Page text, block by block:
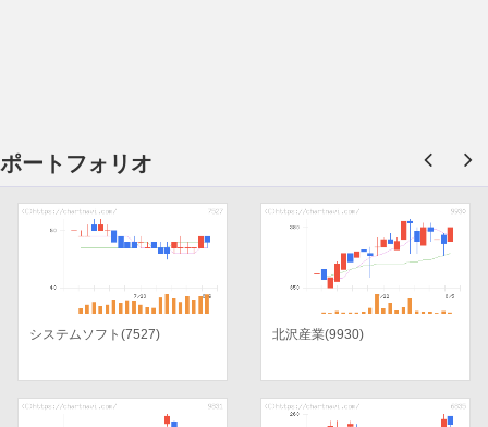
ポートフォリオ
システムソフト(7527) 北沢産業(9930)